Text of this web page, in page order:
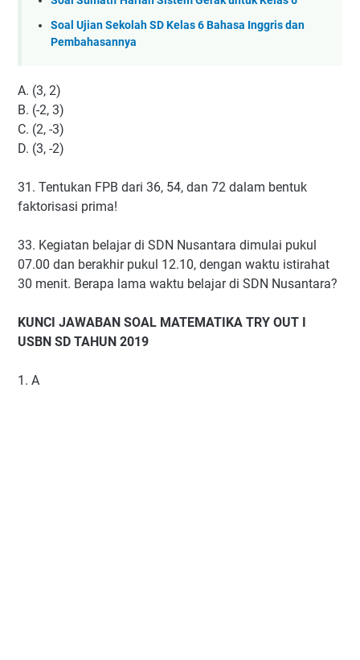
Soal Ujian Sekolah SD Kelas 6 Bahasa Inggris dan
Pembahasannya
A. (3, 2)
B. (-2, 3)
C. (2, -3)
D. (3, -2)
31. Tentukan FPB dari 36, 54, dan 72 dalam bentuk
faktorisasi prima!
33. Kegiatan belajar di SDN Nusantara dimulai pukul
07.00 dan berakhir pukul 12.10, dengan waktu istirahat
30 menit. Berapa lama waktu belajar di SDN Nusantara?
KUNCI JAWABAN SOAL MATEMATIKA TRY OUT I
USBN SD TAHUN 2019
1. A